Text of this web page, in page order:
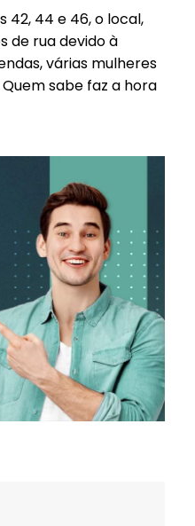
Donec quis est ac felis
Orci varius natoque dolor
42, 44 e 46, o local,
de rua devido à
várias mulheres
Quem sabe faz a hora